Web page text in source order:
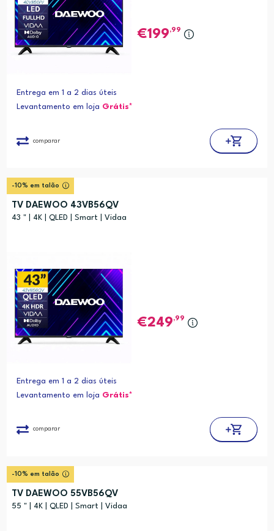
199,99
Entrega em 1 a 2 dias úteis
Levantamento em loja Grátis*
comparar
-10% em talão
TV DAEWOO 43VB56QV
43 " | 4K | QLED | Smart | Vidaa
249,99
Entrega em 1 a 2 dias úteis
Levantamento em loja Grátis*
comparar
-10% em talão
TV DAEWOO 55VB56QV
55 " | 4K | QLED | Smart | Vidaa